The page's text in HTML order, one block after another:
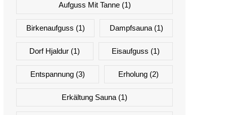
Aufguss Mit Tanne(1)
Birkenaufguss (1) Dampfsauna(1)
Dorf Hjaldur (1) Eisaufguss (1)
Entspannung (3) Erholung (2)
Erkältung Sauna (1)